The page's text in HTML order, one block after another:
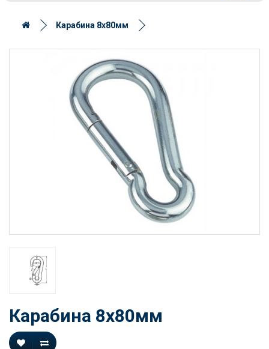
Карабина 8x80мм
Карабина 8x80мм